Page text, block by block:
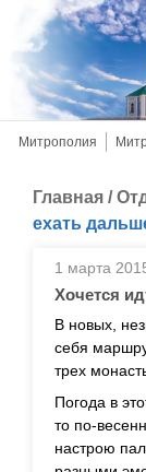
Митрополия
Главная /
ехать
1 марта
Хочется
В новых,
себя
трех
Погода в
то по-
настрою